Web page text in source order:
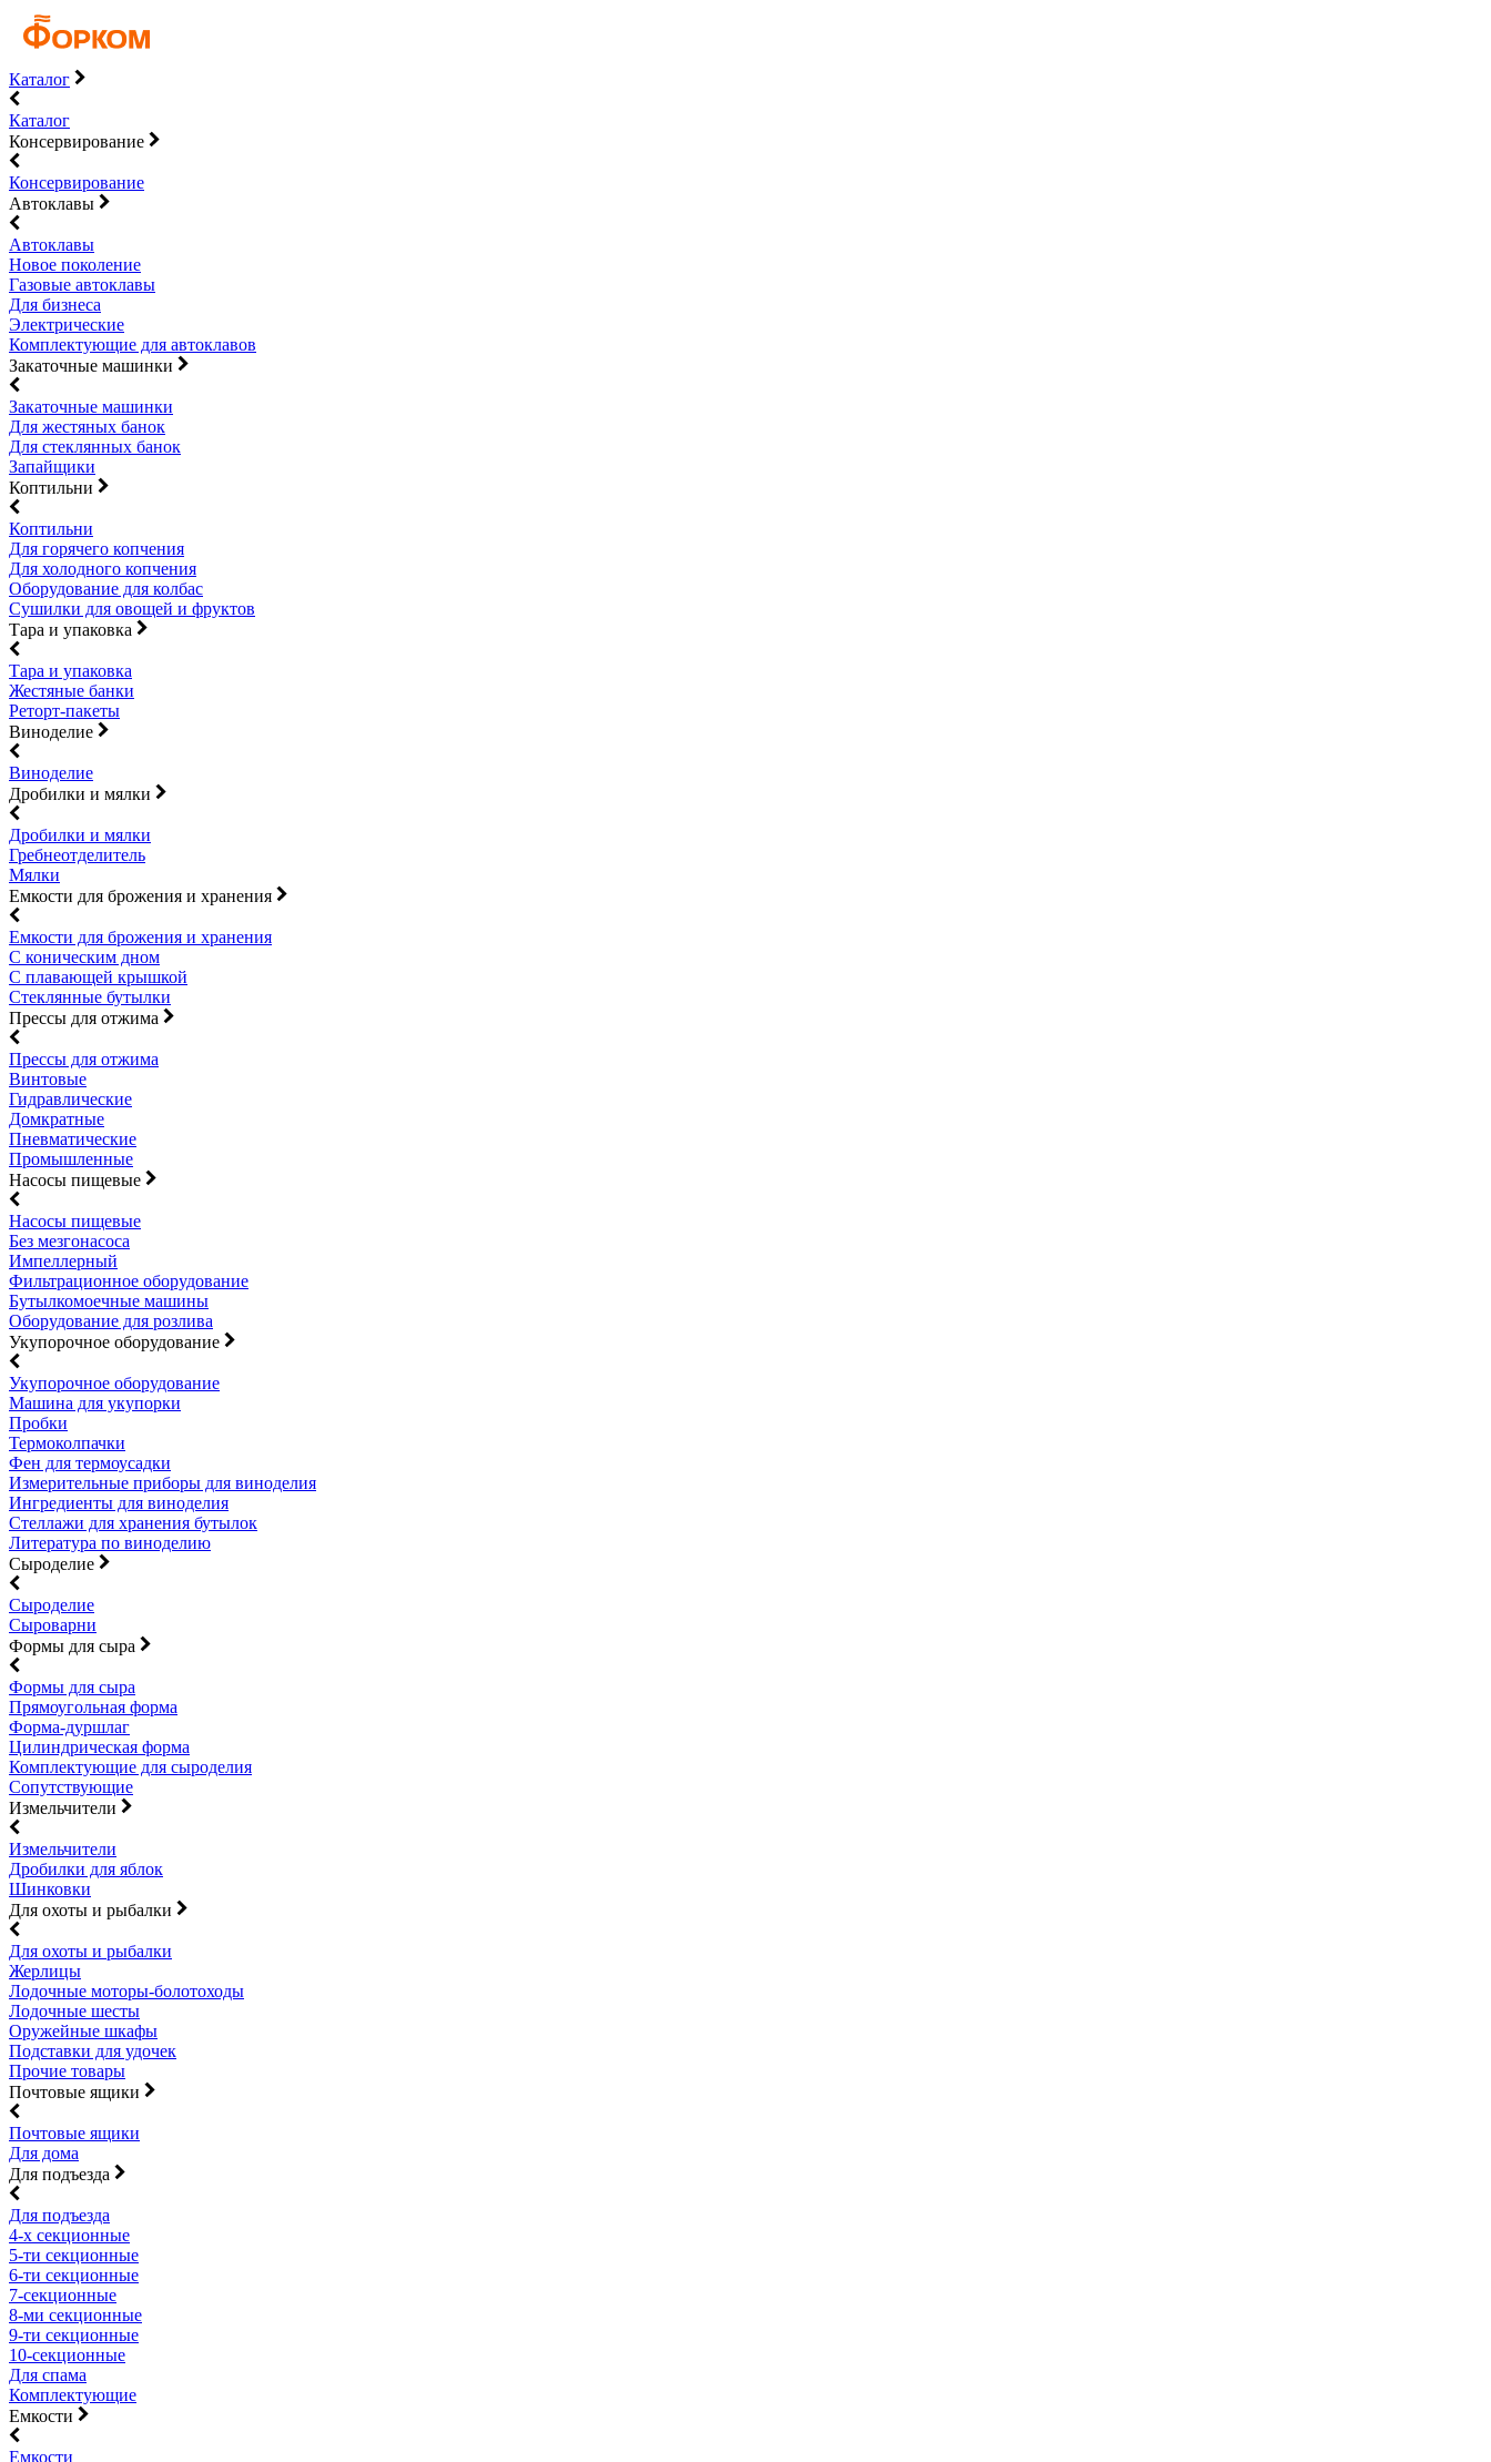
Каталог
Каталог
Консервирование
Консервирование
Автоклавы
Автоклавы
Новое поколение
Газовые автоклавы
Для бизнеса
Электрические
Комплектующие для автоклавов
Закаточные машинки
Закаточные машинки
Для жестяных банок
Для стеклянных банок
Запайщики
Коптильни
Коптильни
Для горячего копчения
Для холодного копчения
Оборудование для колбас
Сушилки для овощей и фруктов
Тара и упаковка
Тара и упаковка
Жестяные банки
Реторт-пакеты
Виноделие
Виноделие
Дробилки и мялки
Дробилки и мялки
Гребнеотделитель
Мялки
Емкости для брожения и хранения
Емкости для брожения и хранения
С коническим дном
С плавающей крышкой
Стеклянные бутылки
Прессы для отжима
Прессы для отжима
Винтовые
Гидравлические
Домкратные
Пневматические
Промышленные
Насосы пищевые
Насосы пищевые
Без мезгонасоса
Импеллерный
Фильтрационное оборудование
Бутылкомоечные машины
Оборудование для розлива
Укупорочное оборудование
Укупорочное оборудование
Машина для укупорки
Пробки
Термоколпачки
Фен для термоусадки
Измерительные приборы для виноделия
Ингредиенты для виноделия
Стеллажи для хранения бутылок
Литература по виноделию
Сыроделие
Сыроделие
Сыроварни
Формы для сыра
Формы для сыра
Прямоугольная форма
Форма-дуршлаг
Цилиндрическая форма
Комплектующие для сыроделия
Сопутствующие
Измельчители
Измельчители
Дробилки для яблок
Шинковки
Для охоты и рыбалки
Для охоты и рыбалки
Жерлицы
Лодочные моторы-болотоходы
Лодочные шесты
Оружейные шкафы
Подставки для удочек
Прочие товары
Почтовые ящики
Почтовые ящики
Для дома
Для подъезда
Для подъезда
4-х секционные
5-ти секционные
6-ти секционные
7-секционные
8-ми секционные
9-ти секционные
10-секционные
Для спама
Комплектующие
Емкости
Емкости